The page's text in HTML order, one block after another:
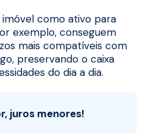
como ativo para
exemplo, conseguem
mais compatíveis com
preservando o caixa
do dia a dia.
juros menores!